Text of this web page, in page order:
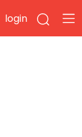
login